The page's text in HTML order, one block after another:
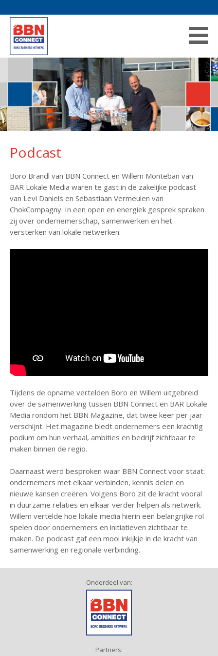
Podcast
Boro Brandl van BBN Connect en Willem Monteban van
BAR Lokale Media waren te gast in de zakelijke podcast
van Levi Daniels en Sebastiaan Vermeulen van
ChokCompagny. In een open en energiek gesprek spraken
zij over ondernemerschap, samenwerken en het
versterken van lokale netwerken.
Tijdens de opname vertelden Boro en Willem uitgebreid
over de samenwerking tussen BBN Connect en BAR Lokale
Media rondom het BBN Magazine, dat twee keer per jaar
verschijnt. Het magazine biedt ondernemers een krachtig
podium om hun verhaal, ambities en bedrijf zichtbaar te
maken binnen de regio.
Daarnaast werd besproken waar BBN Connect voor staat:
ondernemers met elkaar verbinden, kennis delen en
nieuwe kansen creëren. Volgens Boro zit de kracht vooral
in duurzame relaties en elkaar verder helpen als netwerk.
Willem vertelde hoe lokale media hierin een belangrijke rol
spelen door ondernemers en initiatieven zichtbaar te
maken. De podcast gaf een mooi inkijkje in de kracht van
samenwerking en regionale verbinding.
Onderdeel van:
Partners: